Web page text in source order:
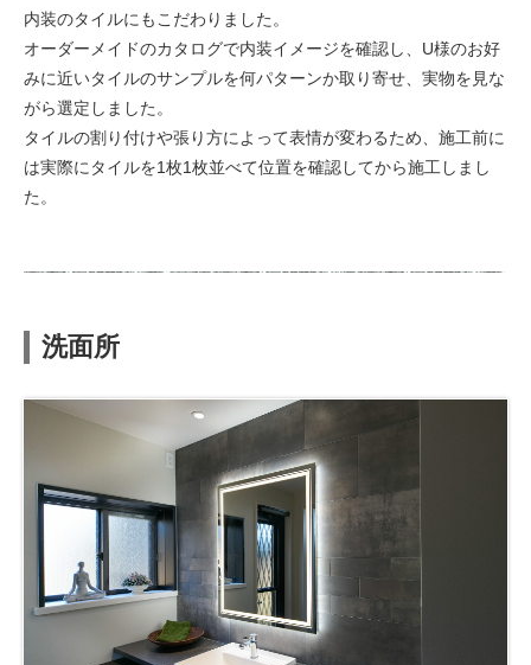
内装のタイルにもこだわりました。
オーダーメイドのカタログで内装イメージを確認し、U様のお好
みに近いタイルのサンプルを何パターンか取り寄せ、実物を見な
がら選定しました。
タイルの割り付けや張り方によって表情が変わるため、施工前に
は実際にタイルを1枚1枚並べて位置を確認してから施工しまし
た。
洗面所